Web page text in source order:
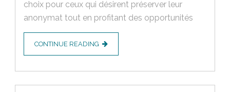
choix pour ceux qui désirent préserver leur
anonymat tout en profitant des opportunités
CONTINUE READING